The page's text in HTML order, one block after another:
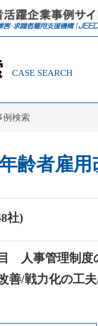
CASE SEARCH
例検索
齢者雇用
社)
人事管理制度
善/戦力化の工